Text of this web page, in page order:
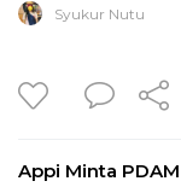
Syukur Nutu
Appi Minta